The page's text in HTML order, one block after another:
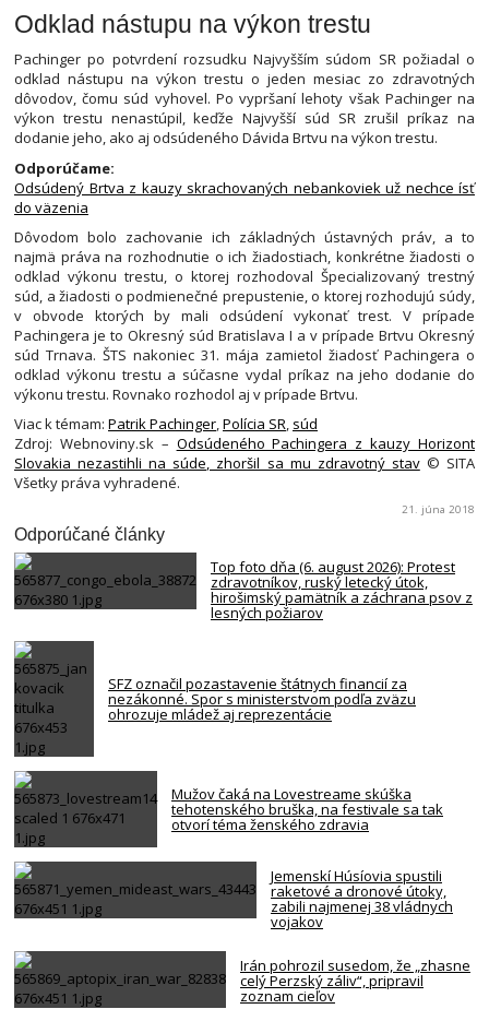
Odklad nástupu na výkon trestu
Pachinger po potvrdení rozsudku Najvyšším súdom SR požiadal o
odklad nástupu na výkon trestu o jeden mesiac zo zdravotných
dôvodov, čomu súd vyhovel. Po vypršaní lehoty však Pachinger na
výkon trestu nenastúpil, keďže Najvyšší súd SR zrušil príkaz na
dodanie jeho, ako aj odsúdeného Dávida Brtvu na výkon trestu.
Odporúčame:
Odsúdený Brtva z kauzy skrachovaných nebankoviek už nechce ísť
do väzenia
Dôvodom bolo zachovanie ich základných ústavných práv, a to
najmä práva na rozhodnutie o ich žiadostiach, konkrétne žiadosti o
odklad výkonu trestu, o ktorej rozhodoval Špecializovaný trestný
súd, a žiadosti o podmienečné prepustenie, o ktorej rozhodujú súdy,
v obvode ktorých by mali odsúdení vykonať trest. V prípade
Pachingera je to Okresný súd Bratislava I a v prípade Brtvu Okresný
súd Trnava. ŠTS nakoniec 31. mája zamietol žiadosť Pachingera o
odklad výkonu trestu a súčasne vydal príkaz na jeho dodanie do
výkonu trestu. Rovnako rozhodol aj v prípade Brtvu.
Viac k témam: Patrik Pachinger,Polícia SR, súd
Zdroj: Webnoviny.sk – Odsúdeného Pachingera z kauzy Horizont
Slovakia nezastihli na súde, zhoršil sa mu zdravotný stav© SITA
Všetky práva vyhradené.
21. júna 2018
Odporúčané články
Top foto dňa (6. august 2026): Protest
zdravotníkov, ruský letecký útok,
hirošimský pamätník a záchrana psov z
lesných požiarov
SFZ označil pozastavenie štátnych financií za
nezákonné. Spor s ministerstvom podľa zväzu
ohrozuje mládež aj reprezentácie
Mužov čaká na Lovestreame skúška
tehotenského bruška, na festivale sa tak
otvorí téma ženského zdravia
Jemenskí Húsíovia spustili
raketové a dronové útoky,
zabili najmenej 38 vládnych
vojakov
Irán pohrozil susedom, že „zhasne
celý Perzský záliv“, pripravil
zoznam cieľov